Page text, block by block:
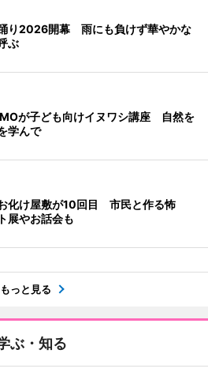
り2026開幕 雨にも負けず華やかな
ぶ
が子ども向けイヌワシ講座 自然を
学んで
化け屋敷が10回目 市民と作る怖
展やお話会も
もっと見る
ぶ・知る